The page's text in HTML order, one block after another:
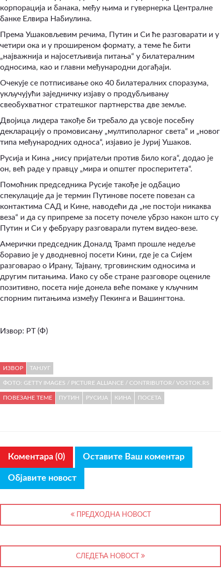
корпорација и банака, међу њима и гувернерка Централне
банке Елвира Набиулина.
Према Ушаковљевим речима, Путин и Си ће разговарати и у
четири ока и у проширеном формату, а теме ће бити
„најважнија и најосетљивија питања“ у билатералним
односима, као и главни међународни догађаји.
Очекује се потписивање око 40 билатералних споразума,
укључујући заједничку изјаву о продубљивању
свеобухватног стратешког партнерства две земље.
Двојица лидера такође би требало да усвоје посебну
декларацију о промовисању „мултиполарног света“ и „новог
типа међународних односа“, изјавио је Јуриј Ушаков.
Русија и Кина „нису пријатељи против било кога“, додао је
он, већ раде у правцу „мира и општег просперитета“.
Помоћник председника Русије такође је одбацио
спекулације да је термин Путинове посете повезан са
контактима САД и Кине, наводећи да „не постоји никаква
веза“ и да су припреме за посету почеле убрзо након што су
Путин и Си у фебруару разговарали путем видео-везе.
Амерички председник Доналд Трамп прошле недеље
боравио је у дводневној посети Кини, где је са Сијем
разговарао о Ирану, Тајвану, трговинским односима и
другим питањима. Иако су обе стране разговоре оцениле
позитивно, посета није донела веће помаке у кључним
спорним питањима између Пекинга и Вашингтона.
Извор: РТ (Ф)
ИЗВОР ТАНЈУГ
ФОТО: GETTY IMAGES / PICTURE ALLIANCE / CONTRIBUTOR/ VOSTOK.RS
ПОВЕЗАНЕ ТЕМЕ ПУТИН РУСИЈА КИНА ПОСЕТА
Коментара (0) Оставите Ваш коментар
Објавите новост
ПРЕДХОДНА НОВОСТ
СЛЕДЕЋА НОВОСТ